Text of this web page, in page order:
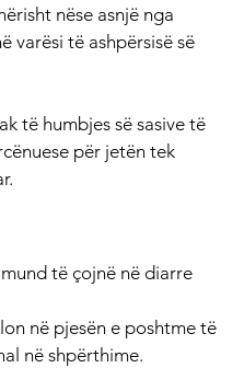
nëse asnjë nga
varësi të ashpërsisë së
të humbjes së sasive të
për jetën tek
të çojnë në diarre
në pjesën e poshtme të
në shpërthime.